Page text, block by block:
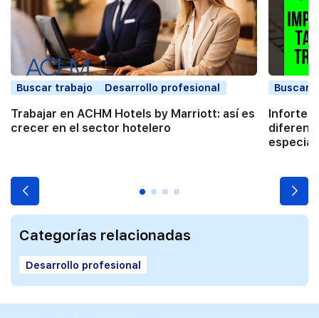
Buscar trabajo Desarrollo profesional
Trabajar en ACHM Hotels by Marriott: así es
crecer en el sector hotelero
Buscar
Infortec,
Categorías relacionadas
Desarrollo profesional